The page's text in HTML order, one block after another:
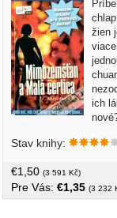
žien
ich
veľmi vtipnej sonde do
vzťahy, na lásku, na
rodinný život... menší
brožovaná, 239 strán,
Stav knihy:
€1,50 (3 591 Kč)
Pre Vás: €1,35 (3 232